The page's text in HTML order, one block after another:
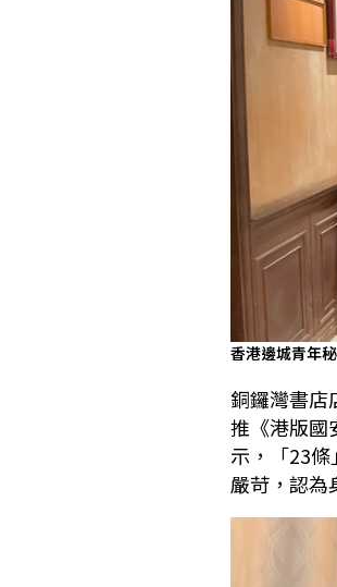
香港邊城青年
銅鑼灣書店
推《港版國
示，「23
嚴苛，認為